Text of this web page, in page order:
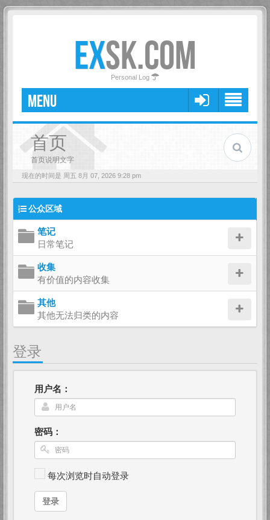
EXSK.COM
Personal Log
MENU
首页
首页说明文字
现在的时间是 周五 8月 07, 2026 9:28 pm
公众区域
笔记
日常笔记
收集
有价值的内容收集
其他
其他无法归类的内容
登录
用户名：
密码：
每次浏览时自动登录
登录